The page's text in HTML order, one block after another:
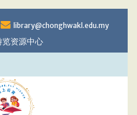
library@chonghwakl.edu.my
资源中心